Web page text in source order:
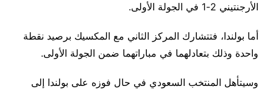
الأرجنتيني 2-1 في الجولة الأولى.
أما بولندا، فتتشارك المركز الثاني مع المكسيك برصيد نقطة
واحدة وذلك بتعادلهما في مباراتهما ضمن الجولة الأولى.
وسيتأهل المنتخب السعودي في حال فوزه على بولندا إلى